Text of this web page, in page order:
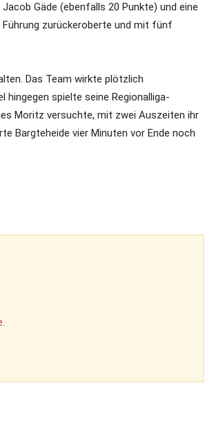
Gäde (ebenfalls 20 Punkte) und eine
zurückeroberte und mit fünf
Das Team wirkte plötzlich
hingegen spielte seine Regionalliga-
Moritz versuchte, mit zwei Auszeiten ihr
Bargteheide vier Minuten vor Ende noch